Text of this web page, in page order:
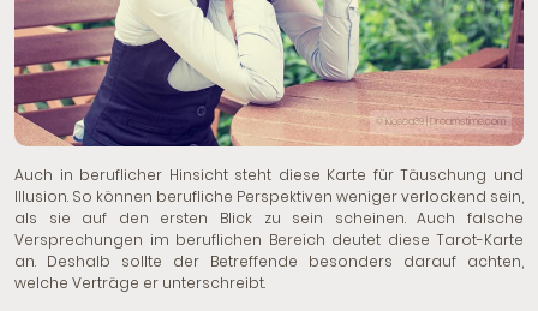
© Kiosea39 | Dreamstime.com
Auch in beruflicher Hinsicht steht diese Karte für Täuschung und
Illusion. So können berufliche Perspektiven weniger verlockend sein,
als sie auf den ersten Blick zu sein scheinen. Auch falsche
Versprechungen im beruflichen Bereich deutet diese Tarot-Karte
an. Deshalb sollte der Betreffende besonders darauf achten,
welche Verträge er unterschreibt.